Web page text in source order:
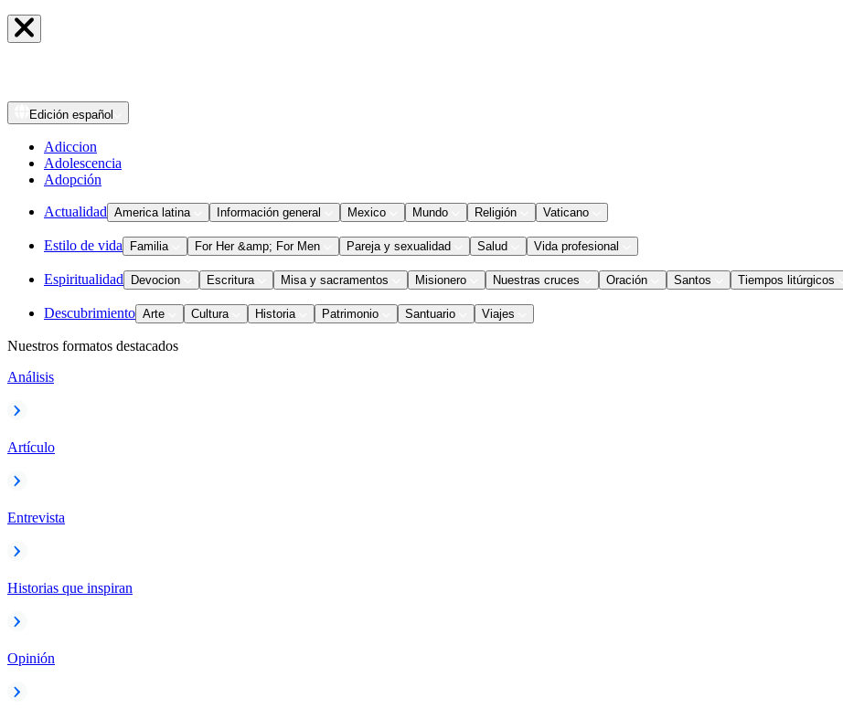
Edición español
Adiccion
Adolescencia
Adopción
Actualidad America latina Información general Mexico Mundo Religión Vaticano
Estilo de vida Familia For Her &amp; For Men Pareja y sexualidad Salud Vida profesional
Espiritualidad Devocion Escritura Misa y sacramentos Misionero Nuestras cruces Oración Santos Tiempos litúrgicos
Descubrimiento Arte Cultura Historia Patrimonio Santuario Viajes
Nuestros formatos destacados
Análisis
Artículo
Entrevista
Historias que inspiran
Opinión